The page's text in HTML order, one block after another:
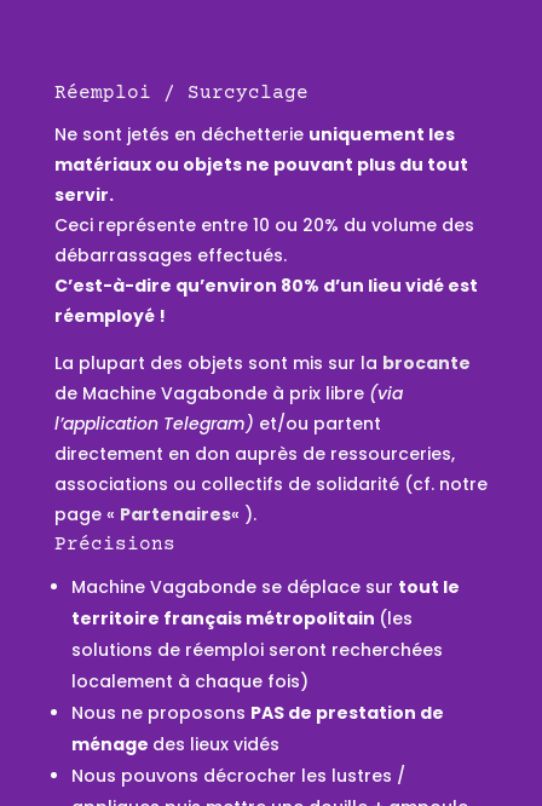
Réemploi / Surcyclage
Ne sont jetés en déchetterie uniquement les
matériaux ou objets ne pouvant plus du tout
servir.
Ceci représente entre 10 ou 20% du volume des
débarrassages effectués.
C’est-à-dire qu’environ 80% d’un lieu vidé est
réemployé !
La plupart des objets sont mis sur la brocante
de Machine Vagabonde à prix libre (via
l’application Telegram) et/ou partent
directement en don auprès de ressourceries,
associations ou collectifs de solidarité (cf. notre
page « Partenaires« ).
Précisions
Machine Vagabonde se déplace sur tout le
territoire français métropolitain (les
solutions de réemploi seront recherchées
localement à chaque fois)
Nous ne proposons PAS de prestation de
ménage des lieux vidés
Nous pouvons décrocher les lustres /